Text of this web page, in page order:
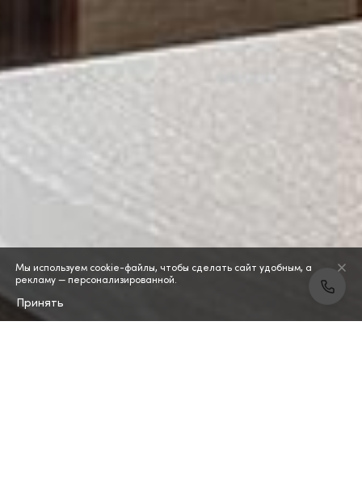
Мы используем cookie-файлы, чтобы сделать сайт удобным, а
рекламу — персонализированной.
Принять